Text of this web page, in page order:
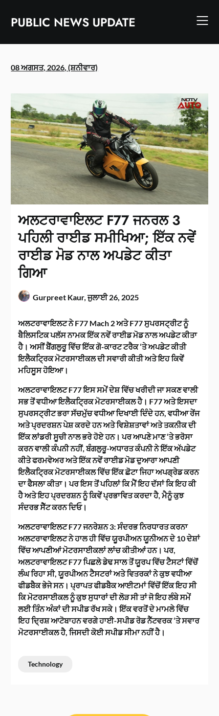
contentPUBLIC NEWS UPDATE
08 ਅਗਸਤ, 2026, (ਸ਼ਨੀਵਾਰ)
ਅਲਟਰਾਵਾਇਲਟ F77 ਜਨਰਲ 3
ਪਹਿਲੀ ਰਾਈਡ ਸਮੀਖਿਆ; ਇੱਕ ਨਵੇਂ
ਰਾਈਡ ਮੋਡ ਨਾਲ ਅਪਡੇਟ ਕੀਤਾ
ਗਿਆ
Gurpreet Kaur,ਜੁਲਾਈ 26, 2025
ਅਲਟਰਾਵਾਇਲਟ ਨੇ F77 Mach 2 ਅਤੇ F77 ਸੁਪਰਸਟ੍ਰੀਟ ਨੂੰ
ਬੈਲਿਸਟਿਕ ਪਲੱਸ ਨਾਮਕ ਇੱਕ ਨਵੇਂ ਰਾਈਡ ਮੋਡ ਨਾਲ ਅਪਡੇਟ ਕੀਤਾ
ਹੈ। ਅਸੀਂ ਬੈਂਗਲੁਰੂ ਵਿੱਚ ਇੱਕ ਗੋ-ਕਾਰਟ ਟਰੈਕ ‘ਤੇ ਅਪਡੇਟ ਕੀਤੀ
ਇਲੈਕਟ੍ਰਿਕ ਮੋਟਰਸਾਈਕਲ ਦੀ ਸਵਾਰੀ ਕੀਤੀ ਅਤੇ ਇਹ ਕਿਵੇਂ
ਮਹਿਸੂਸ ਹੋਇਆ।
ਅਲਟਰਾਵਾਇਲਟ F77 ਇਸ ਸਮੇਂ ਦੇਸ਼ ਵਿੱਚ ਖਰੀਦੀ ਜਾ ਸਕਣ ਵਾਲੀ
ਸਭ ਤੋਂ ਵਧੀਆ ਇਲੈਕਟ੍ਰਿਕ ਮੋਟਰਸਾਈਕਲ ਹੈ। F77 ਅਤੇ ਇਸਦਾ
ਸੁਪਰਸਟ੍ਰੀਟ ਭਰਾ ਸੱਚਮੁੱਚ ਵਧੀਆ ਦਿਖਾਈ ਦਿੰਦੇ ਹਨ, ਵਧੀਆ ਰੇਂਜ
ਅਤੇ ਪ੍ਰਦਰਸ਼ਨ ਪੇਸ਼ ਕਰਦੇ ਹਨ ਅਤੇ ਵਿਸ਼ੇਸ਼ਤਾਵਾਂ ਅਤੇ ਤਕਨੀਕ ਦੀ
ਇੱਕ ਲਾਂਡਰੀ ਸੂਚੀ ਨਾਲ ਭਰੇ ਹੋਏ ਹਨ। ਪਰ ਆਪਣੇ ਮਾਣ ‘ਤੇ ਭਰੋਸਾ
ਕਰਨ ਵਾਲੀ ਕੰਪਨੀ ਨਹੀਂ, ਬੰਗਲੁਰੂ-ਅਧਾਰਤ ਕੰਪਨੀ ਨੇ ਇੱਕ ਅੱਪਡੇਟ
ਕੀਤੇ ਫਰਮਵੇਅਰ ਅਤੇ ਇੱਕ ਨਵੇਂ ਰਾਈਡ ਮੋਡ ਦੁਆਰਾ ਆਪਣੀ
ਇਲੈਕਟ੍ਰਿਕ ਮੋਟਰਸਾਈਕਲ ਵਿੱਚ ਇੱਕ ਛੋਟਾ ਜਿਹਾ ਅਪਗ੍ਰੇਡ ਕਰਨ
ਦਾ ਫੈਸਲਾ ਕੀਤਾ। ਪਰ ਇਸ ਤੋਂ ਪਹਿਲਾਂ ਕਿ ਮੈਂ ਇਹ ਦੱਸਾਂ ਕਿ ਇਹ ਕੀ
ਹੈ ਅਤੇ ਇਹ ਪ੍ਰਦਰਸ਼ਨ ਨੂੰ ਕਿਵੇਂ ਪ੍ਰਭਾਵਿਤ ਕਰਦਾ ਹੈ, ਮੈਨੂੰ ਕੁਝ
ਸੰਦਰਭ ਸੈੱਟ ਕਰਨ ਦਿਓ।
ਅਲਟਰਾਵਾਇਲਟ F77 ਜਨਰੇਸ਼ਨ 3: ਸੰਦਰਭ ਨਿਰਧਾਰਤ ਕਰਨਾ
ਅਲਟਰਾਵਾਇਲਟ ਨੇ ਹਾਲ ਹੀ ਵਿੱਚ ਯੂਰਪੀਅਨ ਯੂਨੀਅਨ ਦੇ 10 ਦੇਸ਼ਾਂ
ਵਿੱਚ ਆਪਣੀਆਂ ਮੋਟਰਸਾਈਕਲਾਂ ਲਾਂਚ ਕੀਤੀਆਂ ਹਨ। ਪਰ,
ਅਲਟਰਾਵਾਇਲਟ F77 ਪਿਛਲੇ ਡੇਢ ਸਾਲ ਤੋਂ ਯੂਰਪ ਵਿੱਚ ਟੈਸਟਾਂ ਵਿੱਚੋਂ
ਲੰਘ ਰਿਹਾ ਸੀ, ਯੂਰਪੀਅਨ ਟੈਸਟਰਾਂ ਅਤੇ ਵਿਤਰਕਾਂ ਨੇ ਕੁਝ ਵਧੀਆ
ਫੀਡਬੈਕ ਭੇਜੇ ਸਨ। ਪ੍ਰਾਪਤ ਫੀਡਬੈਕ ਆਈਟਮਾਂ ਵਿੱਚੋਂ ਇੱਕ ਇਹ ਸੀ
ਕਿ ਮੋਟਰਸਾਈਕਲ ਨੂੰ ਕੁਝ ਸੁਧਾਰਾਂ ਦੀ ਲੋੜ ਸੀ ਤਾਂ ਜੋ ਇਹ ਲੰਬੇ ਸਮੇਂ
ਲਈ ਤਿੰਨ ਅੰਕਾਂ ਦੀ ਸਪੀਡ ਰੱਖ ਸਕੇ। ਇੱਕ ਵਰਤੋਂ ਦੇ ਮਾਮਲੇ ਵਿੱਚ
ਇਹ ਦ੍ਰਿਸ਼ ਆਟੋਬਾਹਨ ਵਰਗੇ ਹਾਈ-ਸਪੀਡ ਰੋਡ ਨੈੱਟਵਰਕ ‘ਤੇ ਸਵਾਰ
ਮੋਟਰਸਾਈਕਲ ਹੈ, ਜਿਸਦੀ ਕੋਈ ਸਪੀਡ ਸੀਮਾ ਨਹੀਂ ਹੈ।
Technology